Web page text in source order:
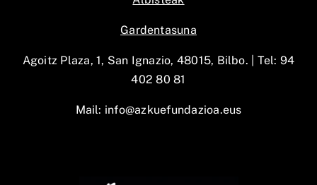
Gardentasuna
Agoitz Plaza, 1, San Ignazio, 48015, Bilbo. | Tel: 94
402 80 81
Mail: info@azkuefundazioa.eus